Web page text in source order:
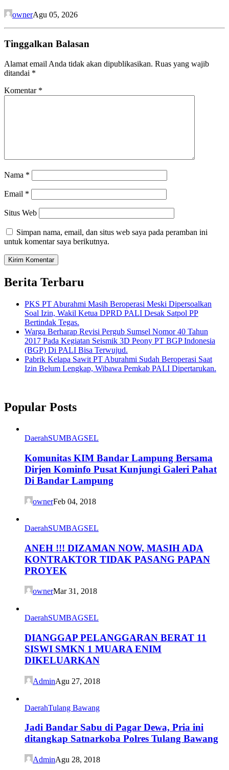
ownerAgu 05, 2026
Tinggalkan Balasan
Alamat email Anda tidak akan dipublikasikan. Ruas yang wajib
ditandai *
Komentar *
Nama *
Email *
Situs Web
Simpan nama, email, dan situs web saya pada peramban ini
untuk komentar saya berikutnya.
Berita Terbaru
PKS PT Aburahmi Masih Beroperasi Meski Dipersoalkan
Soal Izin, Wakil Ketua DPRD PALI Desak Satpol PP
Bertindak Tegas.
Warga Berharap Revisi Pergub Sumsel Nomor 40 Tahun
2017 Pada Kegiatan Seismik 3D Peony PT BGP Indonesia
(BGP) Di PALI Bisa Terwujud.
Pabrik Kelapa Sawit PT Aburahmi Sudah Beroperasi Saat
Izin Belum Lengkap, Wibawa Pemkab PALI Dipertarukan.
Popular Posts
DaerahSUMBAGSEL
Komunitas KIM Bandar Lampung Bersama
Dirjen Kominfo Pusat Kunjungi Galeri Pahat
Di Bandar Lampung
ownerFeb 04, 2018
DaerahSUMBAGSEL
ANEH !!! DIZAMAN NOW, MASIH ADA
KONTRAKTOR TIDAK PASANG PAPAN
PROYEK
ownerMar 31, 2018
DaerahSUMBAGSEL
DIANGGAP PELANGGARAN BERAT 11
SISWI SMKN 1 MUARA ENIM
DIKELUARKAN
AdminAgu 27, 2018
DaerahTulang Bawang
Jadi Bandar Sabu di Pagar Dewa, Pria ini
ditangkap Satnarkoba Polres Tulang Bawang
AdminAgu 28, 2018